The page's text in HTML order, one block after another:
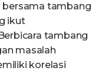
bersama tambang
ikut
tambang
masalah
korelasi